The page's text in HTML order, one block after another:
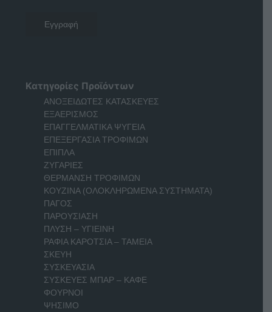
Κατηγορίες Προϊόντων
ΑΝΟΞΕΙΔΩΤΕΣ ΚΑΤΑΣΚΕΥΕΣ
ΕΞΑΕΡΙΣΜΟΣ
ΕΠΑΓΓΕΛΜΑΤΙΚΑ ΨΥΓΕΙΑ
ΕΠΕΞΕΡΓΑΣΙΑ ΤΡΟΦΙΜΩΝ
ΕΠΙΠΛΑ
ΖΥΓΑΡΙΕΣ
ΘΕΡΜΑΝΣΗ ΤΡΟΦΙΜΩΝ
ΚΟΥΖΙΝΑ (ΟΛΟΚΛΗΡΩΜΕΝΑ ΣΥΣΤΗΜΑΤΑ)
ΠΑΓΟΣ
ΠΑΡΟΥΣΙΑΣΗ
ΠΛΥΣΗ – ΥΓΙΕΙΝΗ
ΡΑΦΙΑ ΚΑΡΟΤΣΙΑ – ΤΑΜΕΙΑ
ΣΚΕΥΗ
ΣΥΣΚΕΥΑΣΙΑ
ΣΥΣΚΕΥΕΣ ΜΠΑΡ – ΚΑΦΕ
ΦΟΥΡΝΟΙ
ΨΗΣΙΜΟ